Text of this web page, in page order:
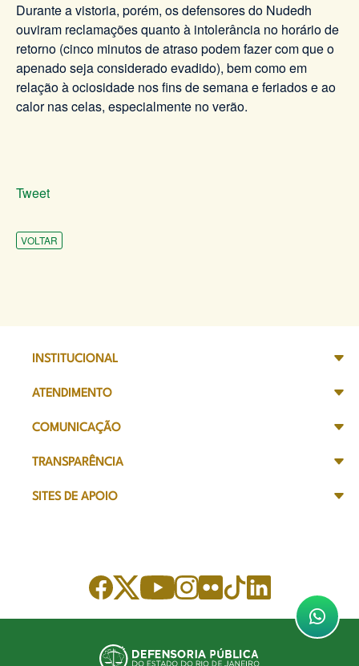
Durante a vistoria, porém, os defensores do Nudedh
ouviram reclamações quanto à intolerância no horário de
retorno (cinco minutos de atraso podem fazer com que o
apenado seja considerado evadido), bem como em
relação à ociosidade nos fins de semana e feriados e ao
calor nas celas, especialmente no verão.
Tweet
VOLTAR
INSTITUCIONAL
ATENDIMENTO
COMUNICAÇÃO
TRANSPARÊNCIA
SITES DE APOIO